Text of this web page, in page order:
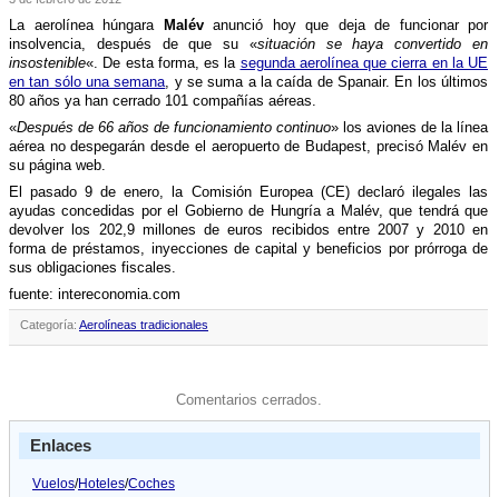
La aerolí­nea húngara Malévanunció hoy que deja de funcionar por
insolvencia, después de que su «situación se haya convertido en
insostenible«. De esta forma, es la segunda aerolí­nea que cierra en la UE
en tan sólo una semana, y se suma a la caí­da de Spanair. En los últimos
80 años ya han cerrado 101 compañí­as aéreas.
«Después de 66 años de funcionamiento continuo» los aviones de la lí­nea
aérea no despegarán desde el aeropuerto de Budapest, precisó Malév en
su página web.
El pasado 9 de enero, la Comisión Europea (CE) declaró ilegales las
ayudas concedidas por el Gobierno de Hungrí­a a Malév, que tendrá que
devolver los 202,9 millones de euros recibidos entre 2007 y 2010 en
forma de préstamos, inyecciones de capital y beneficios por prórroga de
sus obligaciones fiscales.
fuente: intereconomia.com
Categoría: Aerolíneas tradicionales
Comentarios cerrados.
Enlaces
Vuelos/Hoteles/Coches